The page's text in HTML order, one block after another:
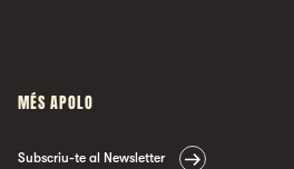
MÉS APOLO
Subscriu-te al Newsletter